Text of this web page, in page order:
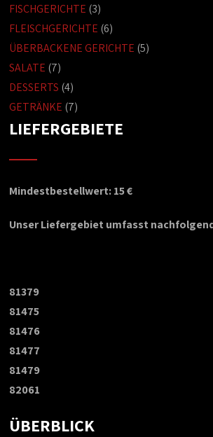
FISCHGERICHTE (3)
FLEISCHGERICHTE (6)
ÜBERBACKENE GERICHTE (5)
SALATE (7)
DESSERTS (4)
GETRÄNKE (7)
LIEFERGEBIETE
Mindestbestellwert: 15 €
Unser Liefergebiet umfasst
81379
81475
81476
81477
81479
82061
ÜBERBLICK